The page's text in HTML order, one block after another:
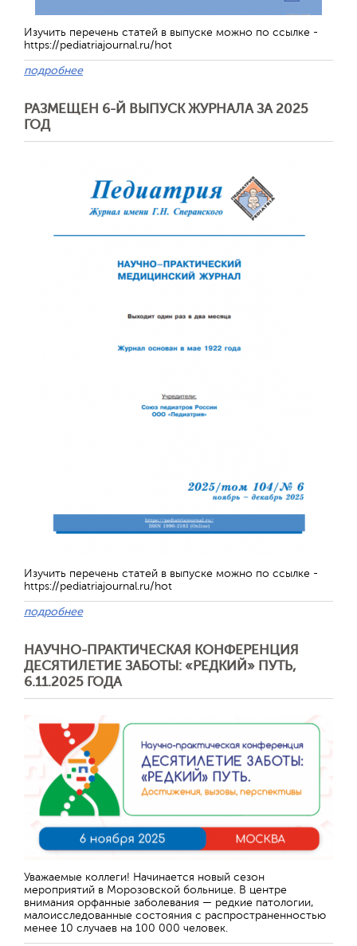
Изучить перечень статей в выпуске можно по ссылке -
https://pediatriajournal.ru/hot
подробнее
РАЗМЕЩЕН 6-Й ВЫПУСК ЖУРНАЛА ЗА 2025
ГОД
Изучить перечень статей в выпуске можно по ссылке -
https://pediatriajournal.ru/hot
подробнее
НАУЧНО-ПРАКТИЧЕСКАЯ КОНФЕРЕНЦИЯ
ДЕСЯТИЛЕТИЕ ЗАБОТЫ: «РЕДКИЙ» ПУТЬ,
6.11.2025 ГОДА
Уважаемые коллеги! Начинается новый сезон
мероприятий в Морозовской больнице. В центре
внимания орфанные заболевания — редкие патологии,
малоисследованные состояния с распространенностью
менее 10 случаев на 100 000 человек.